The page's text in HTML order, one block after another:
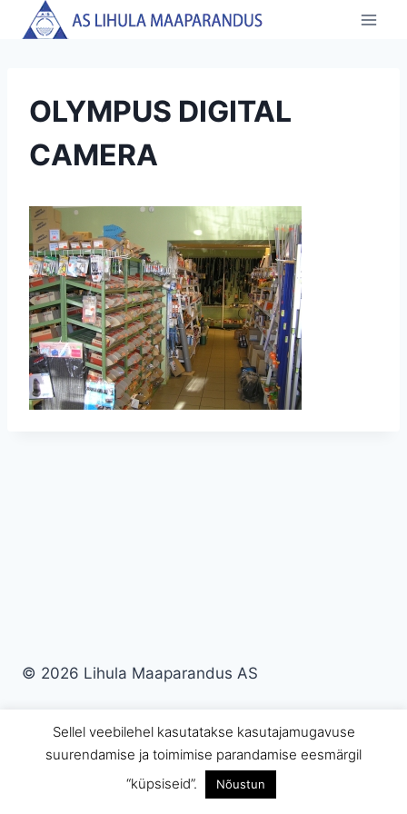
OLYMPUS DIGITAL
CAMERA
© 2026 Lihula Maaparandus AS
Sellel veebilehel kasutatakse kasutajamugavuse
suurendamise ja toimimise parandamise eesmärgil
“küpsiseid”.
Nõustun